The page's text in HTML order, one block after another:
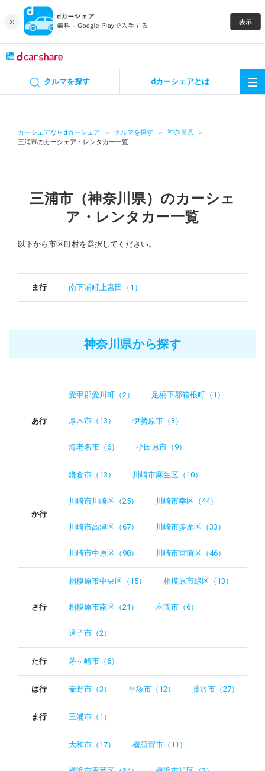
クルマを探す dカーシェアとは
カーシェアならdカーシェア クルマを探す
神奈川県
三浦市のカーシェア・レンタカー一覧
三浦市（神奈川県）のカーシェ
ア・レンタカー一覧
以下から市区町村を選択してください。
ま行 南下浦町上宮田（1）
神奈川県から探す
あ行
愛甲郡愛川町（2） 足柄下郡箱根町（1）
厚木市（13） 伊勢原市（3）
海老名市（6） 小田原市（9）
か行
鎌倉市（13） 川崎市麻生区（10）
川崎市川崎区（25） 川崎市幸区（44）
川崎市高津区（67） 川崎市多摩区（33）
川崎市中原区（98） 川崎市宮前区（46）
さ行
相模原市中央区（15） 相模原市緑区（13）
相模原市南区（21） 座間市（6）
逗子市（2）
た行 茅ヶ崎市（6）
は行 秦野市（3） 平塚市（12） 藤沢市（27）
ま行 三浦市（1）
大和市（17） 横須賀市（11）
カーシェア
特集
アプリの使い方